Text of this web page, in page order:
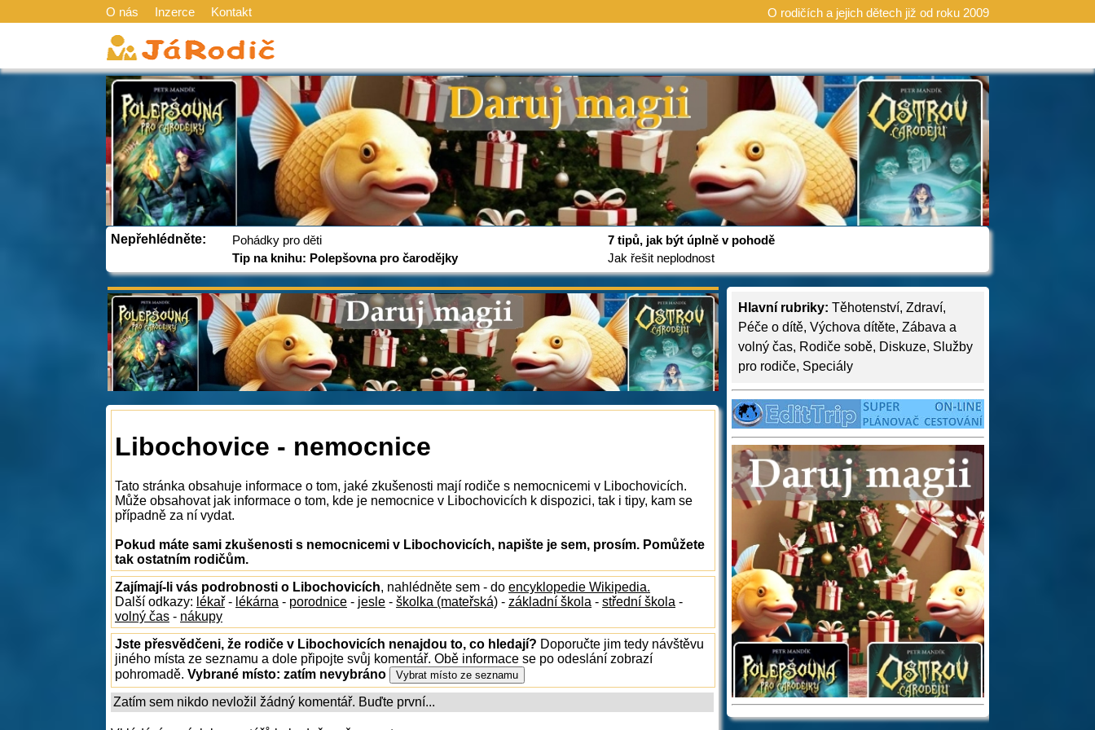
O nás Inzerce Kontakt O rodičích a jejich dětech již od roku 2009
Nepřehlédněte:
Pohádky pro děti
Tip na knihu: Polepšovna pro čarodějky
7 tipů, jak být úplně v pohodě
Jak řešit neplodnost
Hlavní rubriky: Těhotenství, Zdraví,
Péče o dítě, Výchova dítěte, Zábava a
volný čas, Rodiče sobě, Diskuze, Služby
pro rodiče, Speciály
Libochovice - nemocnice
Tato stránka obsahuje informace o tom, jaké zkušenosti mají rodiče s nemocnicemi v Libochovicích.
Může obsahovat jak informace o tom, kde je nemocnice v Libochovicích k dispozici, tak i tipy, kam se
případně za ní vydat.
Pokud máte sami zkušenosti s nemocnicemi v Libochovicích, napište je sem, prosím. Pomůžete
tak ostatním rodičům.
Zajímají-li vás podrobnosti o Libochovicích, nahlédněte sem - do encyklopedie Wikipedia.
Další odkazy: lékař - lékárna - porodnice - jesle - školka (mateřská) - základní škola - střední škola -
volný čas - nákupy
Jste přesvědčeni, že rodiče v Libochovicích nenajdou to, co hledají? Doporučte jim tedy návštěvu
jiného místa ze seznamu a dole připojte svůj komentář. Obě informace se po odeslání zobrazí
pohromadě. Vybrané místo: zatím nevybráno
Zatím sem nikdo nevložil žádný komentář. Buďte první...